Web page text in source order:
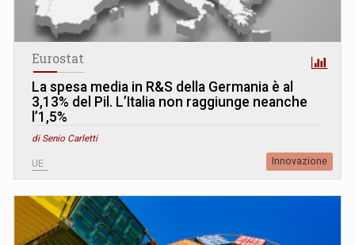
Eurostat
La spesa media in R&S della Germania è al
3,13% del Pil. L’Italia non raggiunge neanche
l’1,5%
di Senio Carletti
UE Innovazione